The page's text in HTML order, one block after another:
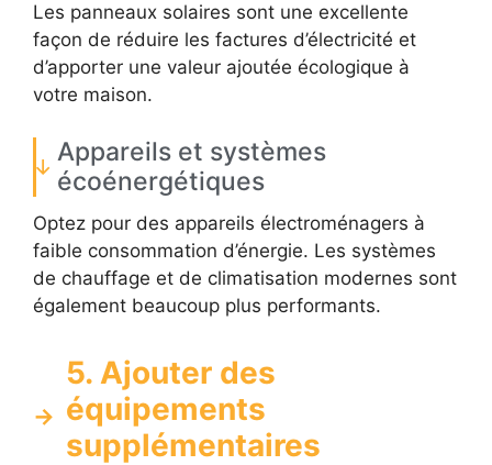
Les panneaux solaires sont une excellente
façon de réduire les factures d’électricité et
d’apporter une valeur ajoutée écologique à
votre maison.
Appareils et systèmes
écoénergétiques
Optez pour des appareils électroménagers à
faible consommation d’énergie. Les systèmes
de chauffage et de climatisation modernes sont
également beaucoup plus performants.
5. Ajouter des
équipements
supplémentaires